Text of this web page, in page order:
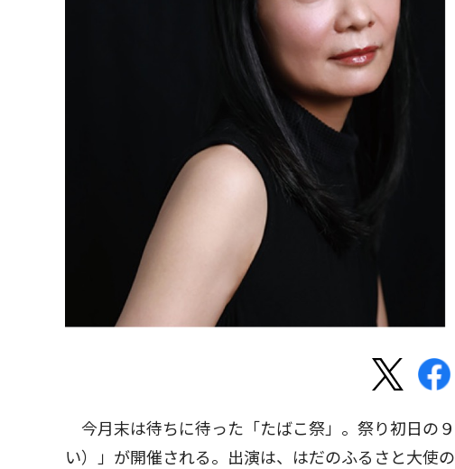
今月末は待ちに待った「たばこ祭」。祭り初日の
い）」が開催される。出演は、はだのふるさと大使